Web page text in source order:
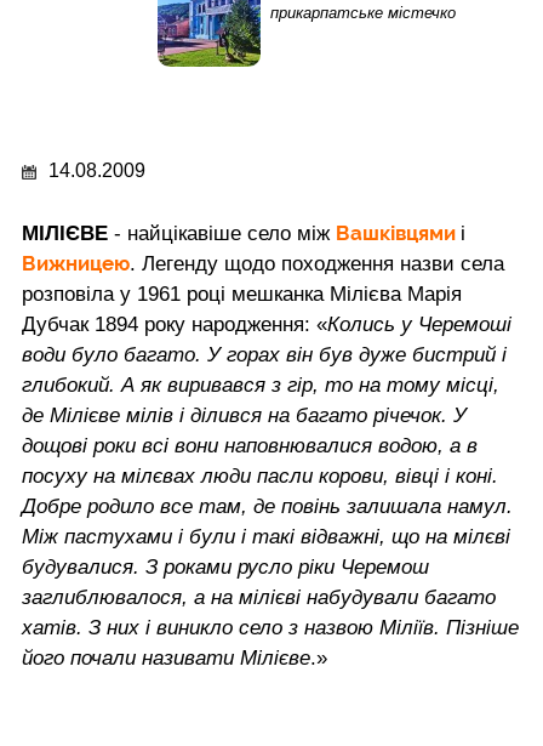
прикарпатське містечко
14.08.2009
МІЛІЄВЕ - найцікавіше село між Вашківцями і
Вижницею. Легенду щодо походження назви села
розповіла у 1961 році мешканка Мілієва Марія
Дубчак 1894 року народження: «Колись у Черемоші
води було багато. У горах він був дуже бистрий і
глибокий. А як виривався з гір, то на тому місці,
де Мілієве мілів і ділився на багато річечок. У
дощові роки всі вони наповнювалися водою, а в
посуху на мілєвах люди пасли корови, вівці і коні.
Добре родило все там, де повінь залишала намул.
Між пастухами і були і такі відважні, що на мілєві
будувалися. З роками русло ріки Черемош
заглиблювалося, а на мілієві набудували багато
хатів. З них і виникло село з назвою Міліїв. Пізніше
його почали називати Мілієве.»